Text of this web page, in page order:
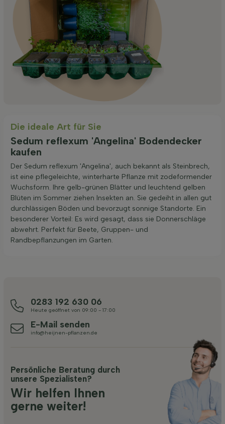
Die ideale Art für Sie
Sedum reflexum 'Angelina' Bodendecker
kaufen
Der Sedum reflexum 'Angelina', auch bekannt als Steinbrech,
ist eine pflegeleichte, winterharte Pflanze mit zodeformender
Wuchsform. Ihre gelb-grünen Blätter und leuchtend gelben
Blüten im Sommer ziehen Insekten an. Sie gedeiht in allen gut
durchlässigen Böden und bevorzugt sonnige Standorte. Ein
besonderer Vorteil: Es wird gesagt, dass sie Donnerschläge
abwehrt. Perfekt für Beete, Gruppen- und
Randbepflanzungen im Garten.
0283 192 630 06
Heute geöffnet von 09:00 - 17:00
E-Mail senden
info@heijnen-pflanzen.de
Persönliche Beratung durch
unsere Spezialisten?
Wir helfen Ihnen
gerne weiter!